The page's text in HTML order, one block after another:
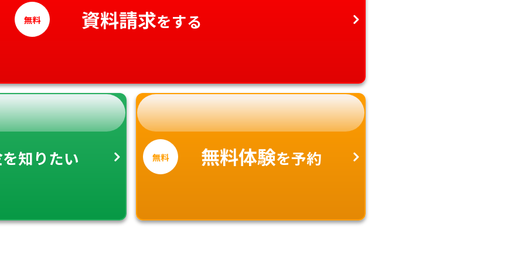
無料 資料請求をする
を知りたい 無料 無料体験を予約